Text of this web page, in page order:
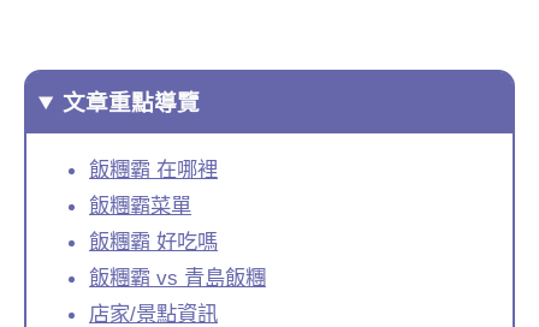
文章重點導覽
飯糰霸 在哪裡
飯糰霸菜單
飯糰霸 好吃嗎
飯糰霸 vs 青島飯糰
店家/景點資訊